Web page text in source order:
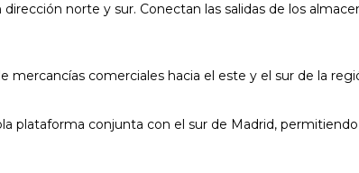
norte y sur. Conectan las salidas de los
comerciales hacia el este y el sur de la
plataforma conjunta con el sur de Madrid,